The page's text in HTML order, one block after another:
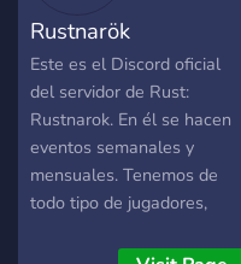
Rustnarök
Este es el Discord oficial
del servidor de Rust:
Rustnarok. En él se hacen
eventos semanales y
mensuales. Tenemos de
todo tipo de jugadores,
aficionados al roleo.